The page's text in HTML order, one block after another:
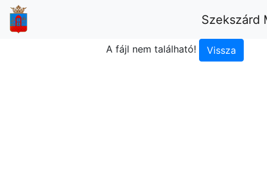
Szekszárd
A fájl nem található!